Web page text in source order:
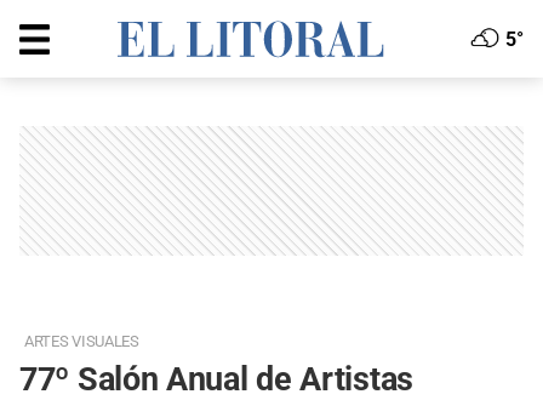
5°
ARTES VISUALES
77º Salón Anual de Artistas